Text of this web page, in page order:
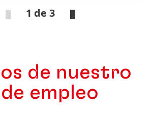
1 de 3
de nuestro
empleo